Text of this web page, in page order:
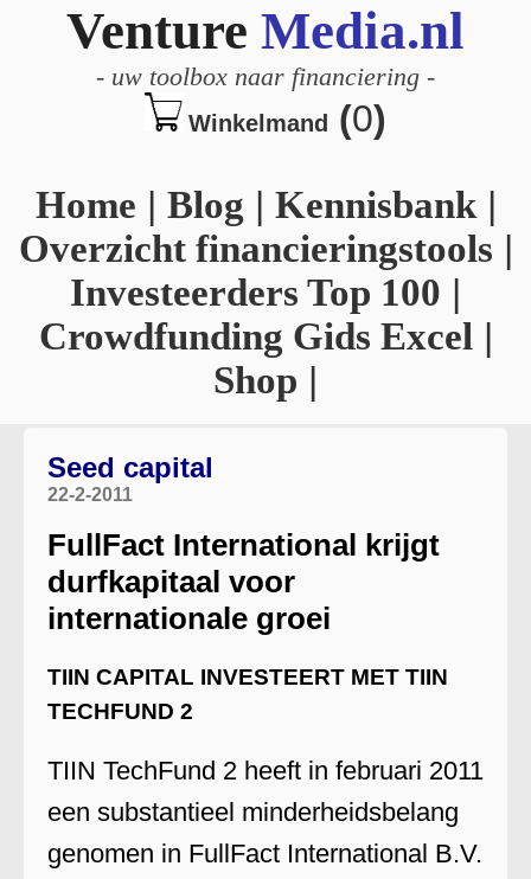
Venture Media.nl
- uw toolbox naar financiering -
Winkelmand (0)
Home | Blog | Kennisbank|
Overzicht financieringstools |
Investeerders Top 100 |
Crowdfunding Gids Excel |
Shop |
Seed capital
22-2-2011
FullFact International krijgt
durfkapitaal voor
internationale groei
TIIN CAPITAL INVESTEERT MET TIIN
TECHFUND 2
TIIN TechFund 2 heeft in februari 2011
een substantieel minderheidsbelang
genomen in FullFact International B.V.